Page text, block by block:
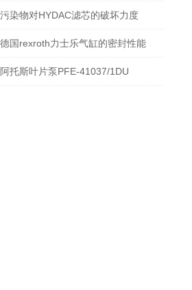
污染物对HYDAC滤芯的破坏力度
德国rexroth力士乐气缸的密封性能
阿托斯叶片泵PFE-41037/1DU